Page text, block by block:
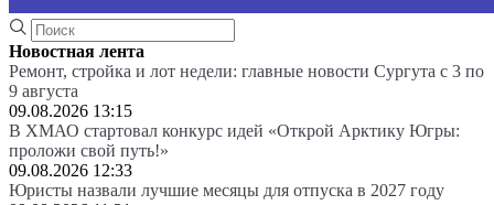
Новостная лента
Ремонт, стройка и лот недели: главные новости Сургута с 3 по
9 августа
09.08.2026 13:15
В ХМАО стартовал конкурс идей «Открой Арктику Югры:
проложи свой путь!»
09.08.2026 12:33
Юристы назвали лучшие месяцы для отпуска в 2027 году